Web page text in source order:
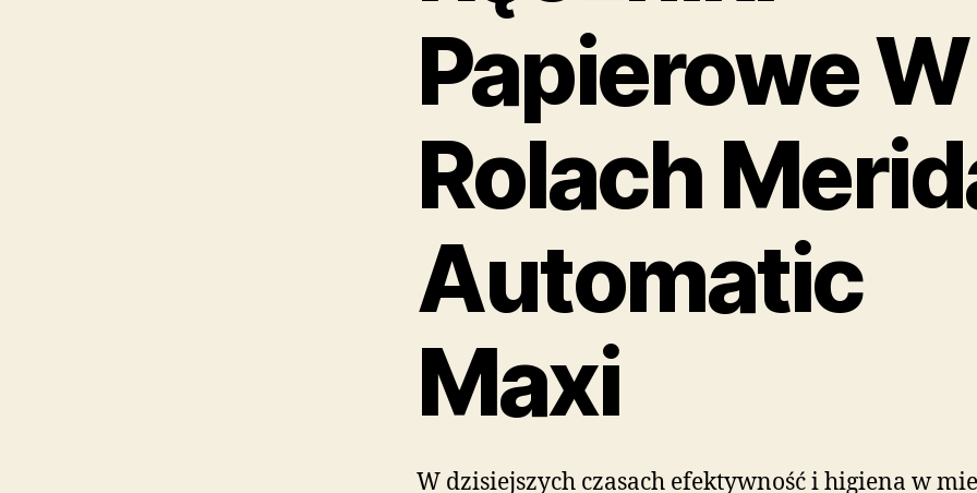
Papierowe W
Rolach
Automatic
Maxi
W dzisiejszych czasach efektywność i higiena w